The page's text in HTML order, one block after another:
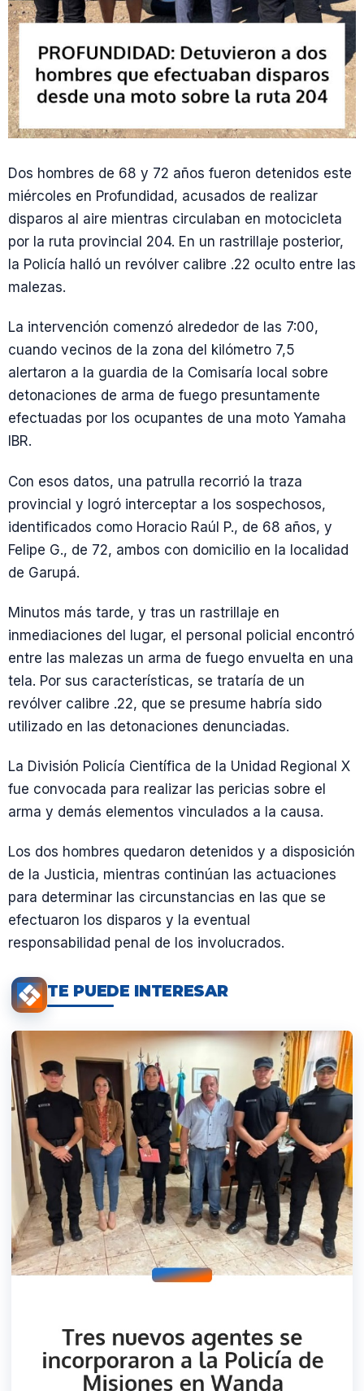
Dos hombres de 68 y 72 años fueron detenidos este
miércoles en Profundidad, acusados de realizar
disparos al aire mientras circulaban en motocicleta
por la ruta provincial 204. En un rastrillaje posterior,
la Policía halló un revólver calibre .22 oculto entre las
malezas.
La intervención comenzó alrededor de las 7:00,
cuando vecinos de la zona del kilómetro 7,5
alertaron a la guardia de la Comisaría local sobre
detonaciones de arma de fuego presuntamente
efectuadas por los ocupantes de una moto Yamaha
IBR.
Con esos datos, una patrulla recorrió la traza
provincial y logró interceptar a los sospechosos,
identificados como Horacio Raúl P., de 68 años, y
Felipe G., de 72, ambos con domicilio en la localidad
de Garupá.
Minutos más tarde, y tras un rastrillaje en
inmediaciones del lugar, el personal policial encontró
entre las malezas un arma de fuego envuelta en una
tela. Por sus características, se trataría de un
revólver calibre .22, que se presume habría sido
utilizado en las detonaciones denunciadas.
La División Policía Científica de la Unidad Regional X
fue convocada para realizar las pericias sobre el
arma y demás elementos vinculados a la causa.
Los dos hombres quedaron detenidos y a disposición
de la Justicia, mientras continúan las actuaciones
para determinar las circunstancias en las que se
efectuaron los disparos y la eventual
responsabilidad penal de los involucrados.
TE PUEDE INTERESAR